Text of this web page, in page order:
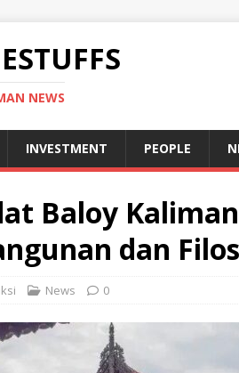
NEWS
INVESTMENT PEOPLE
Baloy
dan
News 0